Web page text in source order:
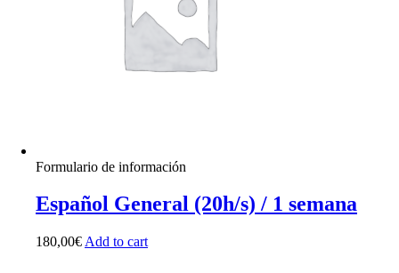
Formulario de información
Español General (20h/s) / 1 semana
180,00€ Add to cart